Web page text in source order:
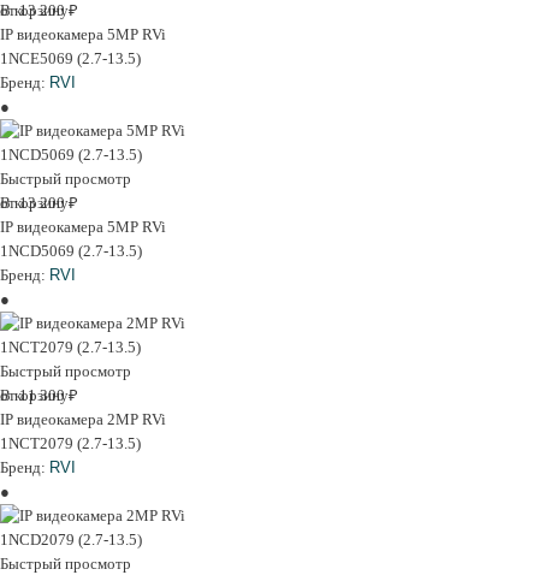
В корзину
от 13 200 ₽
IP видеокамера 5MP RVi
1NCE5069 (2.7-13.5)
Бренд: RVI
Быстрый просмотр
В корзину
от 13 200 ₽
IP видеокамера 5MP RVi
1NCD5069 (2.7-13.5)
Бренд: RVI
Быстрый просмотр
В корзину
от 11 300 ₽
IP видеокамера 2MP RVi
1NCT2079 (2.7-13.5)
Бренд: RVI
Быстрый просмотр